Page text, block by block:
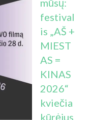
mūsų:
festival
is „AŠ +
MIEST
AS =
KINAS
2026“
kviečia
kūrėjus